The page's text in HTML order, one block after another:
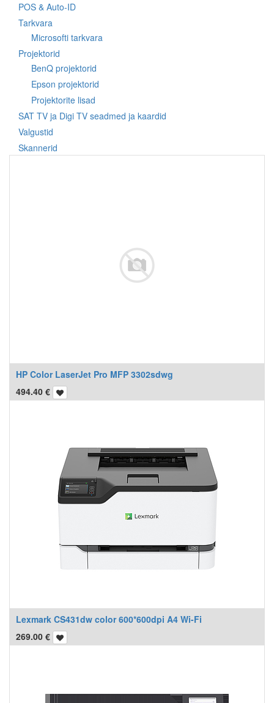
POS & Auto-ID
Tarkvara
Microsofti tarkvara
Projektorid
BenQ projektorid
Epson projektorid
Projektorite lisad
SAT TV ja Digi TV seadmed ja kaardid
Valgustid
Skannerid
HP Color LaserJet Pro MFP 3302sdwg
494.40 €
Lexmark CS431dw color 600*600dpi A4 Wi-Fi
269.00 €